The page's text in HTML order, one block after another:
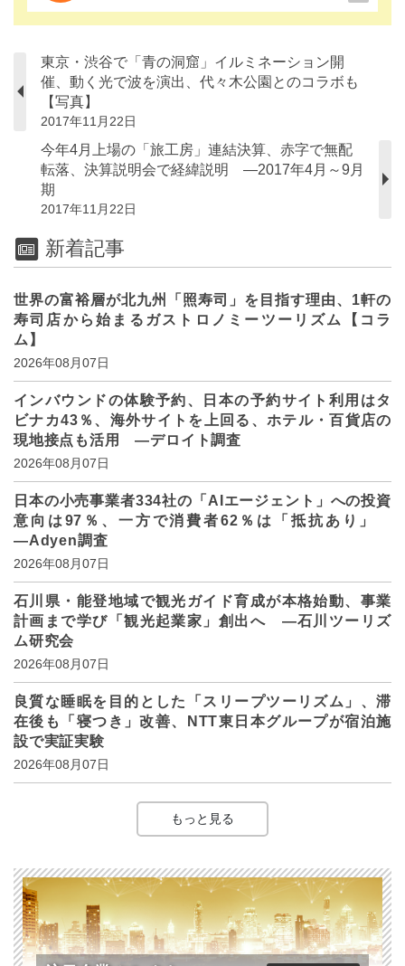
東京・渋谷で「青の洞窟」イルミネーション開
催、動く光で波を演出、代々木公園とのコラボも
【写真】
2017年11月22日
今年4月上場の「旅工房」連結決算、赤字で無配
転落、決算説明会で経緯説明 ―2017年4月～9月
期
2017年11月22日
新着記事
世界の富裕層が北九州「照寿司」を目指す理由、1軒の
寿司店から始まるガストロノミーツーリズム【コラ
ム】
2026年08月07日
インバウンドの体験予約、日本の予約サイト利用はタ
ビナカ43％、海外サイトを上回る、ホテル・百貨店の
現地接点も活用 ―デロイト調査
2026年08月07日
日本の小売事業者334社の「AIエージェント」への投資
意向は97％、一方で消費者62％は「抵抗あり」
―Adyen調査
2026年08月07日
石川県・能登地域で観光ガイド育成が本格始動、事業
計画まで学び「観光起業家」創出へ ―石川ツーリズ
ム研究会
2026年08月07日
良質な睡眠を目的とした「スリープツーリズム」、滞
在後も「寝つき」改善、NTT東日本グループが宿泊施
設で実証実験
2026年08月07日
もっと見る